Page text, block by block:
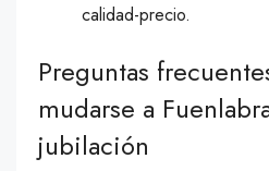
calidad-precio.
Preguntas
mudarse a
jubilación